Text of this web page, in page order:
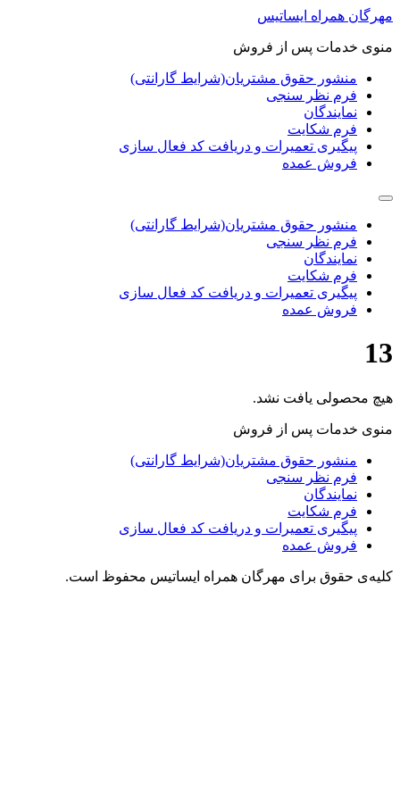
پرش
محتوا
مهرگان همراه ایساتیس
منوی خدمات پس از فروش
منشور حقوق مشتریان(شرایط گارانتی)
فرم نظر سنجی
نمایندگان
فرم شکایت
پیگیری تعمیرات و دریافت کد فعال سازی
فروش عمده
منشور حقوق مشتریان(شرایط گارانتی)
فرم نظر سنجی
نمایندگان
فرم شکایت
پیگیری تعمیرات و دریافت کد فعال سازی
فروش عمده
13
هیچ محصولی یافت نشد.
منوی خدمات پس از فروش
منشور حقوق مشتریان(شرایط گارانتی)
فرم نظر سنجی
نمایندگان
فرم شکایت
پیگیری تعمیرات و دریافت کد فعال سازی
فروش عمده
کلیه‌ی حقوق برای مهرگان همراه ایساتیس محفوظ است.